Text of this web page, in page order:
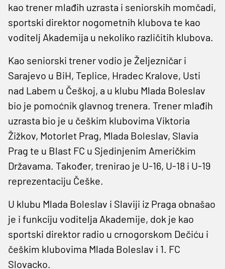
kao trener mlađih uzrasta i seniorskih momčadi,
sportski direktor nogometnih klubova te kao
voditelj Akademija u nekoliko različitih klubova.
Kao seniorski trener vodio je Željezničar i
Sarajevo u BiH, Teplice, Hradec Kralove, Usti
nad Labem u Češkoj, a u klubu Mlada Boleslav
bio je pomoćnik glavnog trenera. Trener mlađih
uzrasta bio je u češkim klubovima Viktoria
Žižkov, Motorlet Prag, Mlada Boleslav, Slavia
Prag te u Blast FC u Sjedinjenim Američkim
Državama. Također, trenirao je U-16, U-18 i U-19
reprezentaciju Češke.
U klubu Mlada Boleslav i Slaviji iz Praga obnašao
je i funkciju voditelja Akademije, dok je kao
sportski direktor radio u crnogorskom Dečiću i
češkim klubovima Mlada Boleslav i 1. FC
Slovacko.